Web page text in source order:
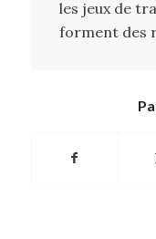
les jeux de
forment des